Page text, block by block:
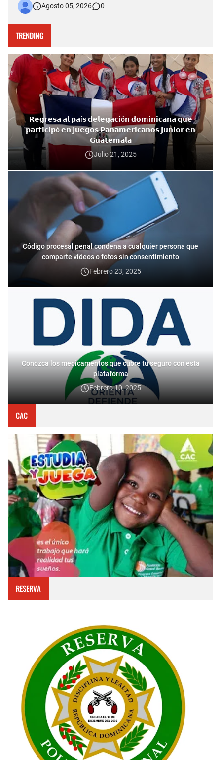
de fundación y aseguró que la ciudad atraviesa una etapa de
Agosto 05, 2026 0
TRENDING
𝗥𝗲𝗴𝗿𝗲𝘀𝗮 𝗮𝗹 𝗽𝗮í𝘀 𝗱𝗲𝗹𝗲𝗴𝗮𝗰𝗶ó𝗻 𝗱𝗼𝗺𝗶𝗻𝗶𝗰𝗮𝗻𝗮 𝗾𝘂𝗲
𝗽𝗮𝗿𝘁𝗶𝗰𝗶𝗽ó 𝗲𝗻 𝗝𝘂𝗲𝗴𝗼𝘀 𝗣𝗮𝗻𝗮𝗺𝗲𝗿𝗶𝗰𝗮𝗻𝗼𝘀 𝗝𝘂𝗻𝗶𝗼𝗿 𝗲𝗻
𝗚𝘂𝗮𝘁𝗲𝗺𝗮𝗹𝗮
Julio 21, 2025
Código procesal penal condena a cualquier persona que
comparte videos o fotos sin consentimiento
Febrero 23, 2025
Conozca los medicamentos que cubre tu seguro con esta
plataforma
Febrero 10, 2025
CAC
RESERVA